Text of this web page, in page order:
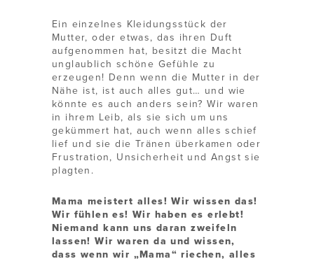
Ein einzelnes Kleidungsstück der
Mutter, oder etwas, das ihren Duft
aufgenommen hat, besitzt die Macht
unglaublich schöne Gefühle zu
erzeugen! Denn wenn die Mutter in der
Nähe ist, ist auch alles gut… und wie
könnte es auch anders sein? Wir waren
in ihrem Leib, als sie sich um uns
gekümmert hat, auch wenn alles schief
lief und sie die Tränen überkamen oder
Frustration, Unsicherheit und Angst sie
plagten.
Mama meistert alles! Wir wissen das!
Wir fühlen es! Wir haben es erlebt!
Niemand kann uns daran zweifeln
lassen! Wir waren da und wissen,
dass wenn wir „Mama“ riechen, alles